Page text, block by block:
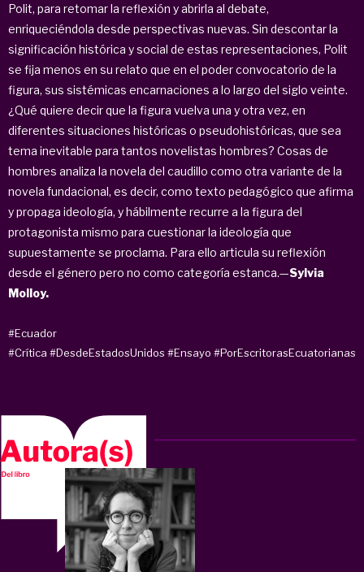
Polit, para retomar la reflexión y abrirla al debate,
enriqueciéndola desde perspectivas nuevas. Sin descontar la
significación histórica y social de estas representaciones, Polit
se fija menos en su relato que en el poder convocatorio de la
figura, sus sistémicas encarnaciones a lo largo del siglo veinte.
¿Qué quiere decir que la figura vuelva una y otra vez, en
diferentes situaciones históricas o pseudohistóricas, que sea
tema inevitable para tantos novelistas hombres? Cosas de
hombres analiza la novela del caudillo como otra variante de la
novela fundacional, es decir, como texto pedagógico que afirma
y propaga ideología, y hábilmente recurre a la figura del
protagonista mismo para cuestionar la ideología que
supuestamente se proclama. Para ello articula su reflexión
desde el género pero no como categoría estanca.—Sylvia
Molloy.
#Ecuador
#Crítica #DesdeEstadosUnidos #Ensayo #PorEscritorasEcuatorianas